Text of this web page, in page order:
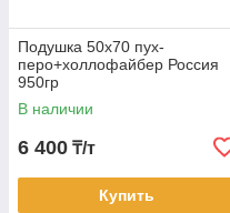
Подушка 50х70 пух-
перо+холлофайбер Россия
950гр
В наличии
6 400 ₸/т
Купить